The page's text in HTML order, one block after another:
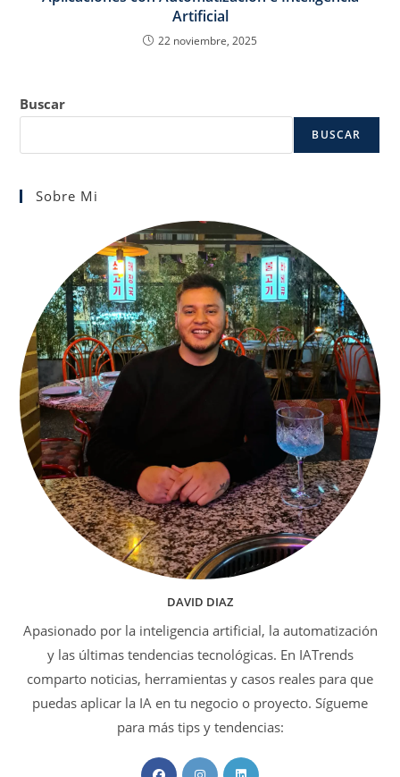
Artificial
22 noviembre, 2025
Buscar
BUSCAR
Sobre Mi
DAVID DIAZ
Apasionado por la inteligencia artificial, la automatización
y las últimas tendencias tecnológicas. En IATrends
comparto noticias, herramientas y casos reales para que
puedas aplicar la IA en tu negocio o proyecto. Sígueme
para más tips y tendencias:
Se
Se
Se